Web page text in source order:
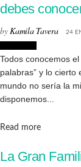
debes
byKamila Tavera 24
Todos conocemos
palabras” y lo
mundo no sería la
disponemos...
Read moreDetails
La Gran